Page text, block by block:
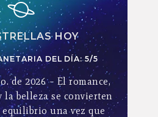
HOY
DEL DÍA: 5/5
de 2026 – El romance,
la belleza se convierten
una vez que